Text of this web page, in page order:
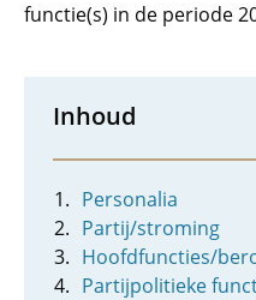
functie(s) in de periode
Inhoud
Personalia
Partij/stroming
Hoofdfuncties/
Partijpolitieke